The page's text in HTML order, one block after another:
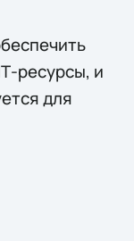
ресурсы, и
для